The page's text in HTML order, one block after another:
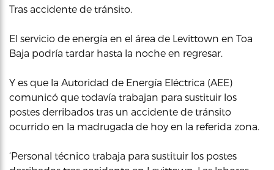
Tras accidente de tránsito.
El servicio de energía en el área de Levittown en Toa
Baja podría tardar hasta la noche en regresar.
Y es que la Autoridad de Energía Eléctrica (AEE)
comunicó que todavía trabajan para sustituir los
postes derribados tras un accidente de tránsito
ocurrido en la madrugada de hoy en la referida zona.
‘Personal técnico trabaja para sustituir los postes